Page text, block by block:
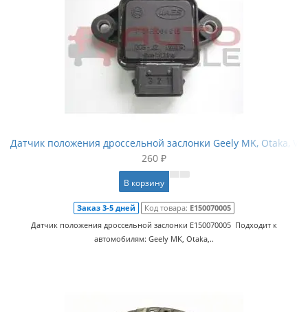
Датчик положения дроссельной заслонки Geely MK, Otaka,
260 ₽
В корзину
Заказ 3-5 дней Код товара: E150070005
Датчик положения дроссельной заслонки E150070005 Подходит к
автомобилям: Geely MK, Otaka,..